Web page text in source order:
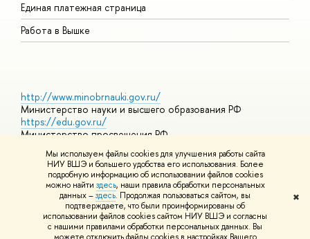
Мы используем файлы cookies для улучшения работы сайта
НИУ ВШЭ и большего удобства его использования. Более
подробную информацию об использовании файлов cookies
можно найти здесь, наши правила обработки персональных
данных –здесь. Продолжая пользоваться сайтом, вы
подтверждаете, что были проинформированы об
использовании файлов cookies сайтом НИУ ВШЭ и согласны
с нашими правилами обработки персональных данных. Вы
✖
Единая платежная страница
Работа в Вышке
http://www.minobrnauki.gov.ru/
Министерство науки и высшего образования РФ
https://edu.gov.ru/
Министерство просвещения РФ
https://elearning.hse.ru/mooc
Массовые открытые онлайн-курсы
© НИУ ВШЭ 1993–2026 Адреса и контактыУсловия
использования материалов Политика конфиденциальности
Шрифты HSE Sans и HSE Slab разработаны вШколе дизайна НИУ